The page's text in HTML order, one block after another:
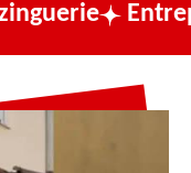
Entreprise de